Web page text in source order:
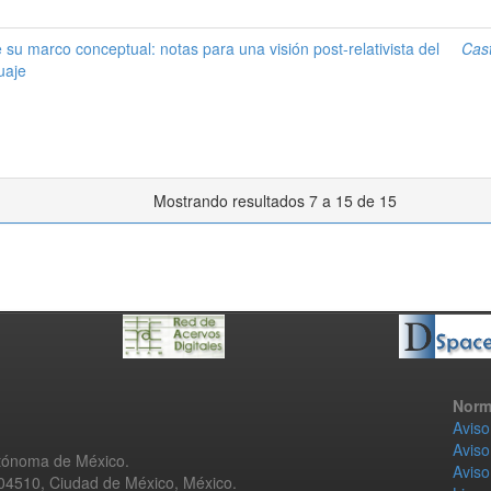
marco conceptual: notas para una visión post-relativista del
Mostrando resultados 7 a 15 de 15
de México.
Ciudad de México, México.